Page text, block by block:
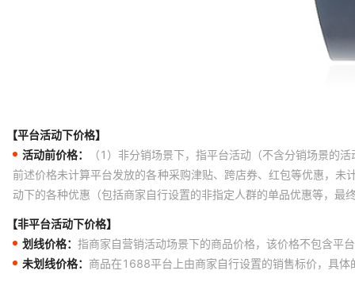
【平台活动下价格】
活动前价格：
（1）非分销场景下，指平台活动（不含分销场景的
前述价格未计算平台发放的各种采购津贴、跨店券、红包等优惠，
动下的各种优惠（包括商家自行设置的非指定人群的单品优惠等，
【非平台活动下价格】
划线价格： 指商家自营销活动场景下的商品价格，该价格不包含平
未划线价格： 商品在1688平台上由商家自行设置的销售标价，具